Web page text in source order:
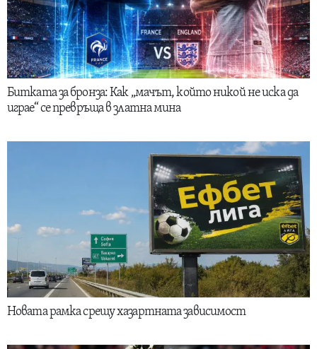
Битката за бронза: Как „мачът, който никой не иска да
играе“ се превръща в златна мина
Новата рамка срещу хазартната зависимост